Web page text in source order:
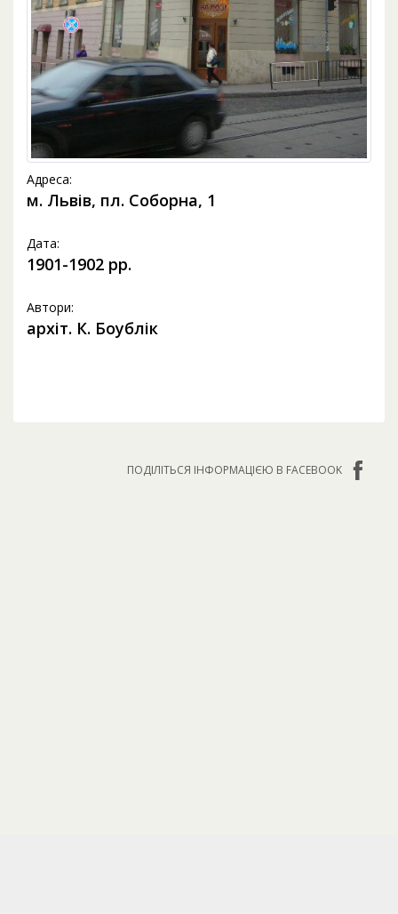
Адреса:
м. Львів, пл. Соборна, 1
Дата:
1901-1902 pp.
Автори:
архіт. К. Боублік
ПОДІЛІТЬСЯ ІНФОРМАЦІЄЮ В FACEBOOK